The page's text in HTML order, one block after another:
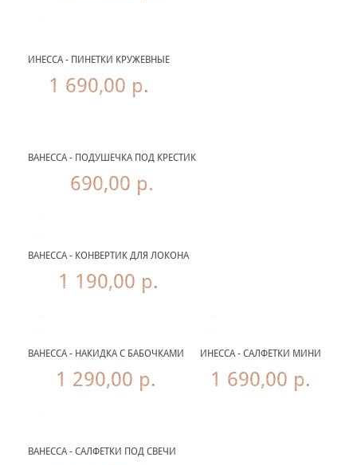
ИНЕССА - ПИНЕТКИ КРУЖЕВНЫЕ
1 690,00 р.
ВАНЕССА - ПОДУШЕЧКА ПОД КРЕСТИК
690,00 р.
ВАНЕССА - КОНВЕРТИК ДЛЯ ЛОКОНА
1 190,00 р.
ВАНЕССА - НАКИДКА С БАБОЧКАМИ
1 290,00 р.
ИНЕССА - САЛФЕТКИ МИНИ
1 690,00 р.
ВАНЕССА - САЛФЕТКИ ПОД СВЕЧИ